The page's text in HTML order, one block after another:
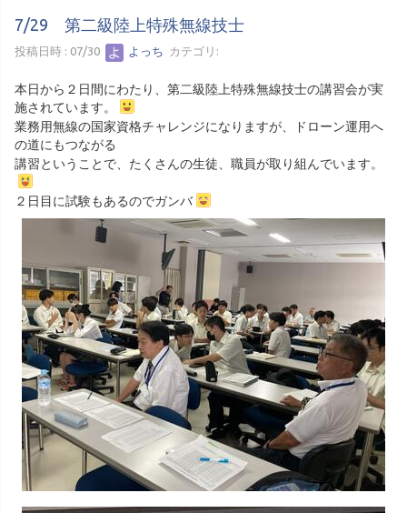
7/29 第二級陸上特殊無線技士
投稿日時 : 07/30 よっち カテゴリ:
本日から２日間にわたり、第二級陸上特殊無線技士の講習会が実
施されています。
業務用無線の国家資格チャレンジになりますが、ドローン運用へ
の道にもつながる
講習ということで、たくさんの生徒、職員が取り組んでいます。
２日目に試験もあるのでガンバ